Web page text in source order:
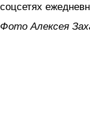
соцсетях
Фото Алексея